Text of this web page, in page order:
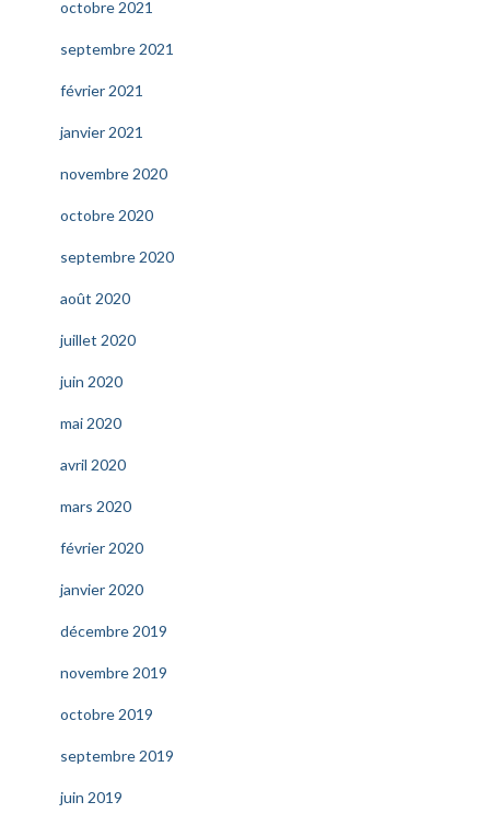
octobre 2021
septembre 2021
février 2021
janvier 2021
novembre 2020
octobre 2020
septembre 2020
août 2020
juillet 2020
juin 2020
mai 2020
avril 2020
mars 2020
février 2020
janvier 2020
décembre 2019
novembre 2019
octobre 2019
septembre 2019
juin 2019